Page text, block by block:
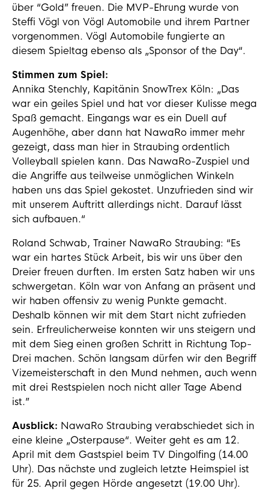
über “Gold” freuen. Die MVP-Ehrung wurde von
Steffi Vögl von Vögl Automobile und ihrem Partner
vorgenommen. Vögl Automobile fungierte an
diesem Spieltag ebenso als „Sponsor of the Day“.
Stimmen zum Spiel:
Annika Stenchly, Kapitänin SnowTrex Köln: „Das
war ein geiles Spiel und hat vor dieser Kulisse mega
Spaß gemacht. Eingangs war es ein Duell auf
Augenhöhe, aber dann hat NawaRo immer mehr
gezeigt, dass man hier in Straubing ordentlich
Volleyball spielen kann. Das NawaRo-Zuspiel und
die Angriffe aus teilweise unmöglichen Winkeln
haben uns das Spiel gekostet. Unzufrieden sind wir
mit unserem Auftritt allerdings nicht. Darauf lässt
sich aufbauen.“
Roland Schwab, Trainer NawaRo Straubing: “Es
war ein hartes Stück Arbeit, bis wir uns über den
Dreier freuen durften. Im ersten Satz haben wir uns
schwergetan. Köln war von Anfang an präsent und
wir haben offensiv zu wenig Punkte gemacht.
Deshalb können wir mit dem Start nicht zufrieden
sein. Erfreulicherweise konnten wir uns steigern und
mit dem Sieg einen großen Schritt in Richtung Top-
Drei machen. Schön langsam dürfen wir den Begriff
Vizemeisterschaft in den Mund nehmen, auch wenn
mit drei Restspielen noch nicht aller Tage Abend
ist.”
Ausblick: NawaRo Straubing verabschiedet sich in
eine kleine „Osterpause“. Weiter geht es am 12.
April mit dem Gastspiel beim TV Dingolfing (14.00
Uhr). Das nächste und zugleich letzte Heimspiel ist
für 25. April gegen Hörde angesetzt (19.00 Uhr).